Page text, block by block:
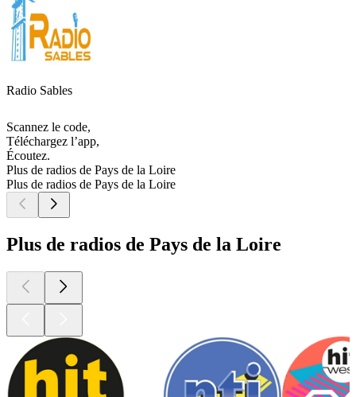
Radio Sables
Scannez le code,
Téléchargez l’app,
Écoutez.
Plus de radios de Pays de la Loire
Plus de radios de Pays de la Loire
Plus de radios de Pays de la Loire